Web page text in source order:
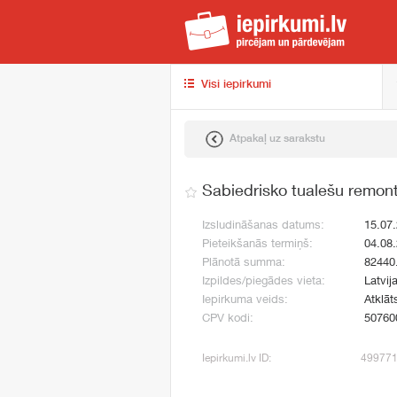
Visi iepirkumi
Atpakaļ uz sarakstu
Sabiedrisko tualešu
Izsludināšanas datums:
Pieteikšanās termiņš:
Plānotā summa:
Izpildes/piegādes vieta:
Iepirkuma veids:
CPV kodi:
Iepirkumi.lv ID: